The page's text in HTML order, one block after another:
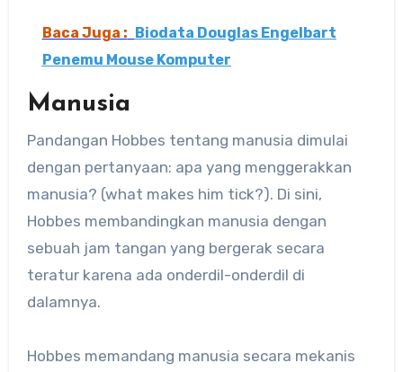
Baca Juga :
Biodata Douglas Engelbart
Penemu Mouse Komputer
Manusia
Pandangan Hobbes tentang manusia dimulai
dengan pertanyaan: apa yang menggerakkan
manusia? (what makes him tick?). Di sini,
Hobbes membandingkan manusia dengan
sebuah jam tangan yang bergerak secara
teratur karena ada onderdil-onderdil di
dalamnya.
Hobbes memandang manusia secara mekanis